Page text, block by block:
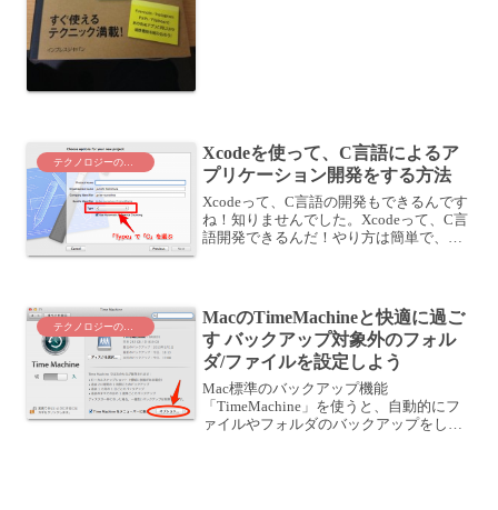
Xcodeを使って、C言語によるア
プリケーション開発をする方法
Xcodeって、C言語の開発もできるんです
ね！知りませんでした。Xcodeって、C言
語開発できるんだ！やり方は簡単で、プ
テクノロジーのこと
MacのTimeMachineと快適に過ご
す バックアップ対象外のフォル
ダ/ファイルを設定しよう
Mac標準のバックアップ機能
「TimeMachine」を使うと、自動的にフ
ァイルやフォルダのバックアップをして